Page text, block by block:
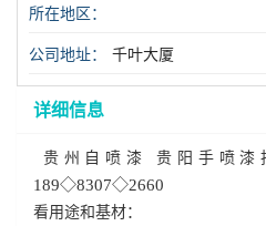
所在地区：
公司地址：
千叶大厦
详细信息
贵州自喷漆 贵阳手喷漆
189◇8307◇2660
看用途和基材：